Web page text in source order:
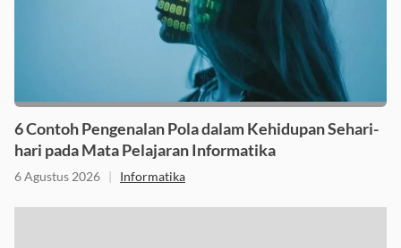
6 Contoh Pengenalan Pola dalam Kehidupan Sehari-
hari pada Mata Pelajaran Informatika
6 Agustus 2026 | Informatika